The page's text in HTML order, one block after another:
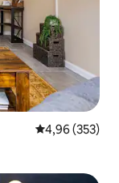
Keskmine
4,96 (353)